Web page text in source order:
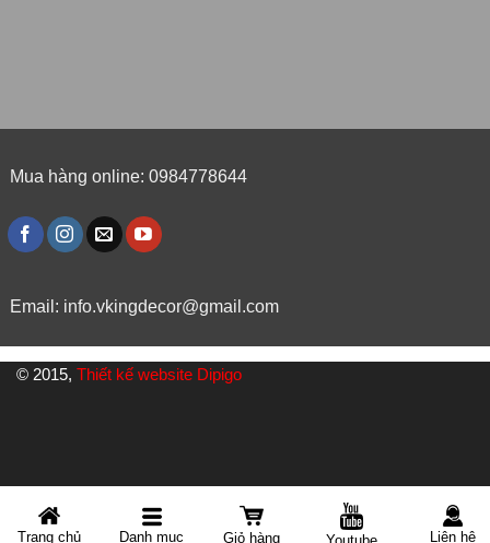
Mua hàng online: 0984778644
Email: info.vkingdecor@gmail.com
Trang chủ Danh mục Giỏ hàng Liên hệ
© 2015, Thiết kế website Dipigo